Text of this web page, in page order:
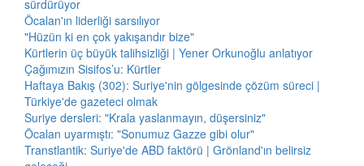
sürdürüyor
Öcalan'ın liderliği sarsılıyor
"Hüzün ki en çok yakışandır bize"
Kürtlerin üç büyük talihsizliği | Yener Orkunoğlu anlatıyor
Çağımızın Sisifos’u: Kürtler
Haftaya Bakış (302): Suriye'nin gölgesinde çözüm süreci |
Türkiye'de gazeteci olmak
Suriye dersleri: "Krala yaslanmayın, düşersiniz"
Öcalan uyarmıştı: "Sonumuz Gazze gibi olur"
Transtlantik: Suriye'de ABD faktörü | Grönland'ın belirsiz